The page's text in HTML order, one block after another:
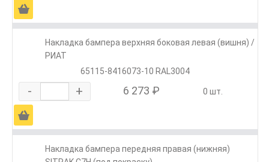
Ä
Накладка бампера верхняя боковая левая (вишня) /
РИАТ
65115-8416073-10 RAL3004
- + 6 273 ₽ 0 шт.
Ä
Накладка бампера передняя правая (нижняя)